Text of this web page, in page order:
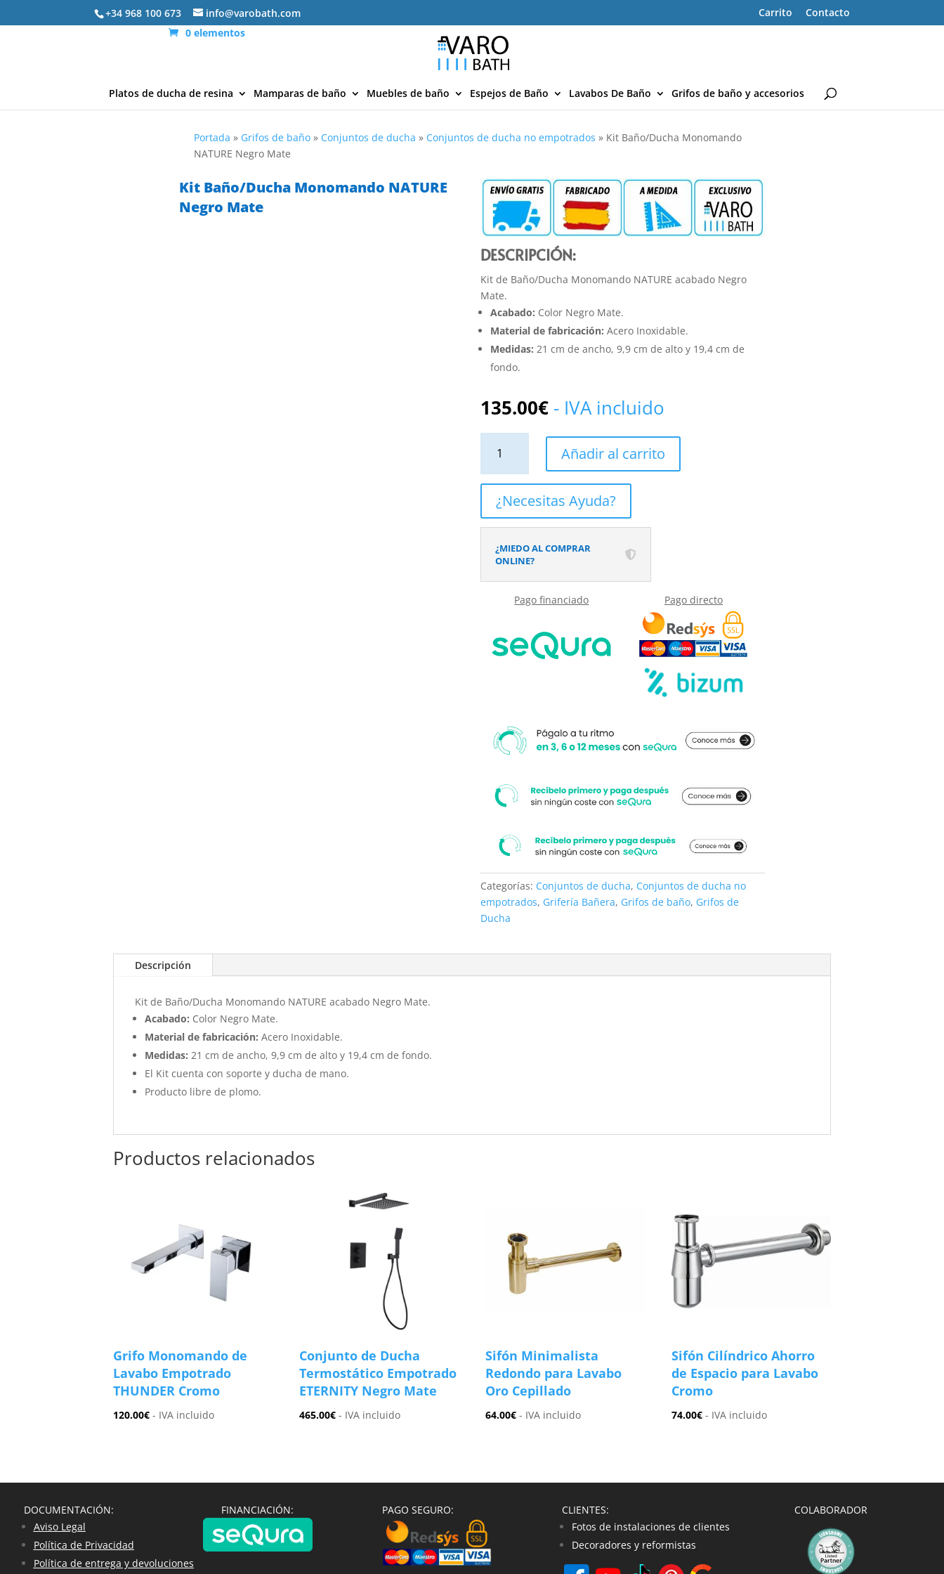
+34 968 100 673 info@varobath.com Carrito
Contacto
0 elementos
Platos de ducha de resina Mamparas de baño Muebles de baño Espejos de Baño Lavabos De Baño Grifos de baño y accesorios
Portada » Grifos de baño » Conjuntos de ducha » Conjuntos de ducha no empotrados » Kit Baño/Ducha Monomando
NATURE Negro Mate
Kit Baño/Ducha Monomando NATURE
Negro Mate
DESCRIPCIÓN:
Kit de Baño/Ducha Monomando NATURE acabado Negro
Mate.
Acabado: Color Negro Mate.
Material de fabricación:Acero Inoxidable.
Medidas: 21 cm de ancho, 9,9 cm de alto y 19,4 cm de
fondo.
135.00€ - IVA incluido
Baño/Ducha
Monomando
NATURE
Negro
Mate
Añadir al carrito
¿Necesitas Ayuda?
¿MIEDO AL COMPRAR
ONLINE?
Pago financiado Pago directo
Categorías: Conjuntos de ducha, Conjuntos de ducha no
empotrados, Grifería Bañera, Grifos de baño, Grifos de
Ducha
Descripción
Kit de Baño/Ducha Monomando NATURE acabado Negro Mate.
Acabado: Color Negro Mate.
Material de fabricación:Acero Inoxidable.
Medidas: 21 cm de ancho, 9,9 cm de alto y 19,4 cm de fondo.
El Kit cuenta con soporte y ducha de mano.
Producto libre de plomo.
Productos relacionados
Grifo Monomando de
Lavabo Empotrado
THUNDER Cromo
120.00€ - IVA incluido
Conjunto de Ducha
Termostático Empotrado
ETERNITY Negro Mate
465.00€ - IVA incluido
Sifón Minimalista
Redondo para Lavabo
Oro Cepillado
64.00€ - IVA incluido
Sifón Cilíndrico Ahorro
de Espacio para Lavabo
Cromo
74.00€ - IVA incluido
DOCUMENTACIÓN:
Aviso Legal
Política de Privacidad
Política de entrega y devoluciones
FINANCIACIÓN: PAGO SEGURO:
CLIENTES:
Fotos de instalaciones de clientes
Decoradores y reformistas
COLABORADOR